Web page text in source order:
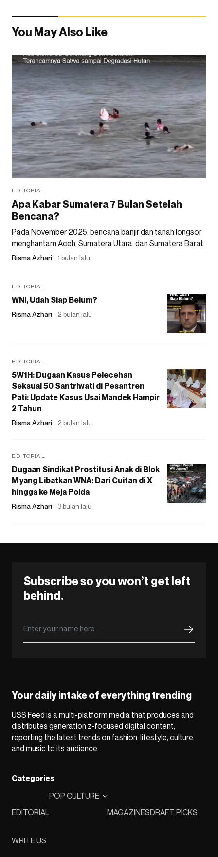
You May Also Like
EDITORIAL
Apa Kabar Sumatera 7 Bulan Setelah
Bencana?
Pada November 2025, bencana banjir dan tanah longsor
menghantam Aceh, Sumatera Utara, dan Sumatera Barat.
Risma Azhari 1 bulan lalu
EDITORIAL
WNI, Udah Siap Belum?
Risma Azhari 2 bulan lalu
EDITORIAL
5W1H: Dugaan Kasus Pelecehan
Seksual 50 Santriwati di Pesantren
Pati: Update Kasus Usai Mandek Hampir
2 Tahun
Risma Azhari 2 bulan lalu
EDITORIAL
Dugaan Sindikat Prostitusi Anak di Blok
M yang Libatkan WNA: Dari Cuitan di X
hingga ke Meja Polda
Risma Azhari 3 bulan lalu
Subscribe so you won’t get left
behind.
Your daily intake of everything trending
USS Feed is a multi-platform media that produces and
distributes generation z-focused digital content,
reporting the latest trends on fashion, lifestyle, culture,
and music to its audience.
Categories
EDITORIAL
POP CULTURE
MAGAZINESDRAFT PICKS
WRITE US